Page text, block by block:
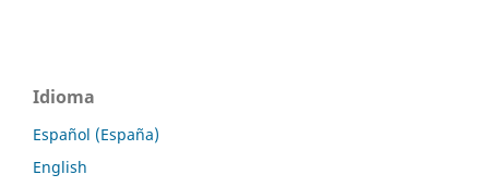
Idioma
Español (España)
English